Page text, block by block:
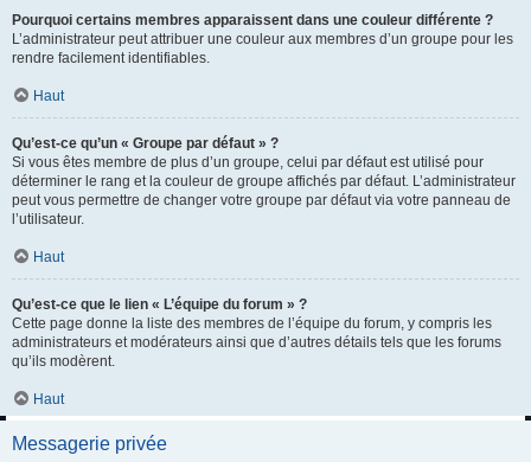
Pourquoi certains membres apparaissent dans une couleur différente ?
L’administrateur peut attribuer une couleur aux membres d’un groupe pour les
rendre facilement identifiables.
Haut
Qu’est-ce qu’un « Groupe par défaut » ?
Si vous êtes membre de plus d’un groupe, celui par défaut est utilisé pour
déterminer le rang et la couleur de groupe affichés par défaut. L’administrateur
peut vous permettre de changer votre groupe par défaut via votre panneau de
l’utilisateur.
Haut
Qu’est-ce que le lien « L’équipe du forum » ?
Cette page donne la liste des membres de l’équipe du forum, y compris les
administrateurs et modérateurs ainsi que d’autres détails tels que les forums
qu’ils modèrent.
Haut
Messagerie privée